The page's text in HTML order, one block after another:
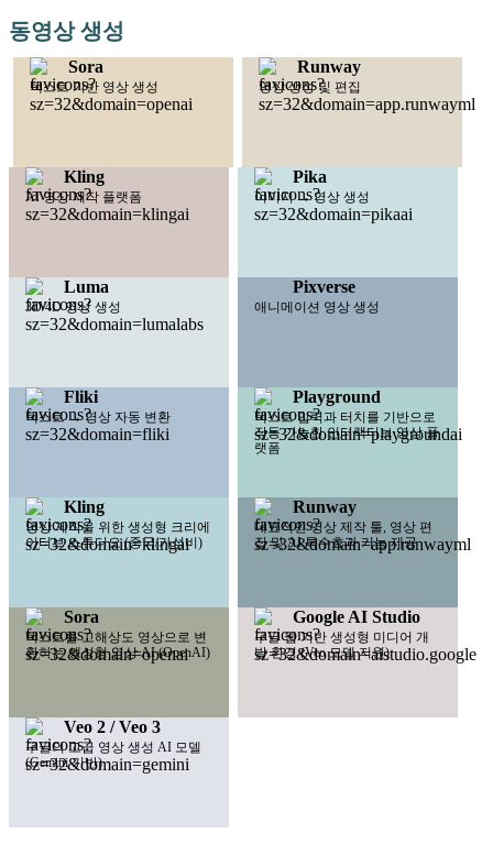
동영상 생성
Sora
텍스트 기반 영상 생성
Runway
영상 생성 및 편집
Kling
AI 영상 제작 플랫폼
Pika
이미지 → 영상 생성
Luma
3D/4D 영상 생성
Pixverse
애니메이션 영상 생성
Fliki
텍스트 → 영상 자동 변환
Playground
텍스트 입력과 터치를 기반으로
작동 가능한 인터랙티브 영상 플
랫폼
Kling
영상 제작을 위한 생성형 크리에
이티브 스튜디오 (중국/가성비)
Runway
대표적인 영상 제작 툴, 영상 편
집 및 AI 특수효과 기능 제공
Sora
텍스트를 고해상도 영상으로 변
환하는 생성형 영상 AI (OpenAI)
Google AI Studio
구글 웹 기반 생성형 미디어 개
발 환경 (Veo 모델 지원)
Veo 2 / Veo 3
구글의 고급 영상 생성 AI 모델
(Gemini 기반)